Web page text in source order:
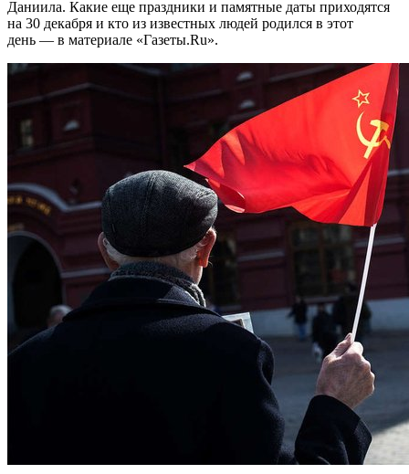
Даниила. Какие еще праздники и памятные даты приходятся
на 30 декабря и кто из известных людей родился в этот
день — в материале «Газеты.Ru».